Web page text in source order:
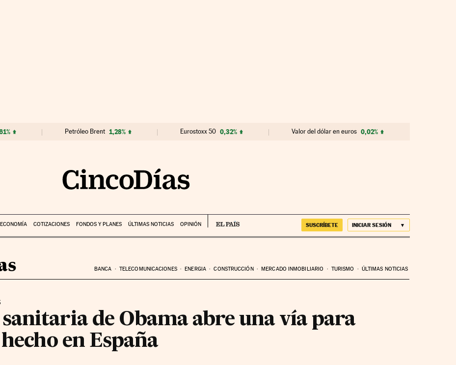
Petróleo Brent 1,28% Eurostoxx 50 0,32% Valor del dólar en euros 0,02%
ECONOMÍA COTIZACIONES FONDOS Y PLANES ÚLTIMAS NOTICIAS OPINIÓN SUSCRÍBETE INICIAR SESIÓN
BANCA TELECOMUNICACIONES ENERGIA CONSTRUCCIÓN MERCADO INMOBILIARIO TURISMO ÚLTIMAS NOTICIAS
de Obama abre una vía para
en España